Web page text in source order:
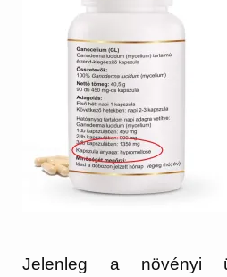
Jelenleg a növényi